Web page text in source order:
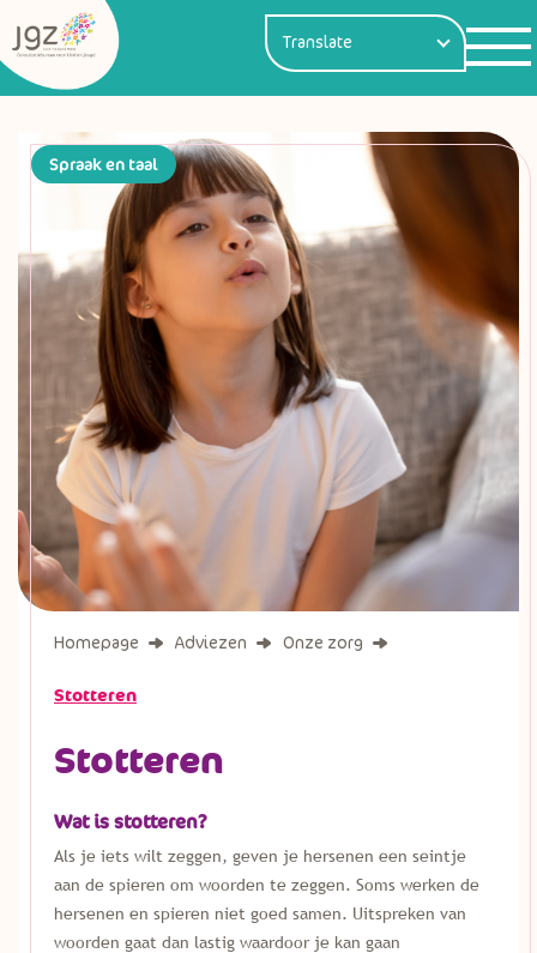
Spraak en taal
Homepage Adviezen Onze zorg
Stotteren
Stotteren
Wat is stotteren?
Als je iets wilt zeggen, geven je hersenen een seintje
aan de spieren om woorden te zeggen. Soms werken de
hersenen en spieren niet goed samen. Uitspreken van
woorden gaat dan lastig waardoor je kan gaan